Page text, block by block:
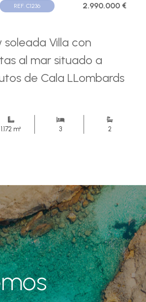
REF. C1236 2.990.000 €
Villa con
al mar situado a
de Cala LLombards
1.172 m² 3 2